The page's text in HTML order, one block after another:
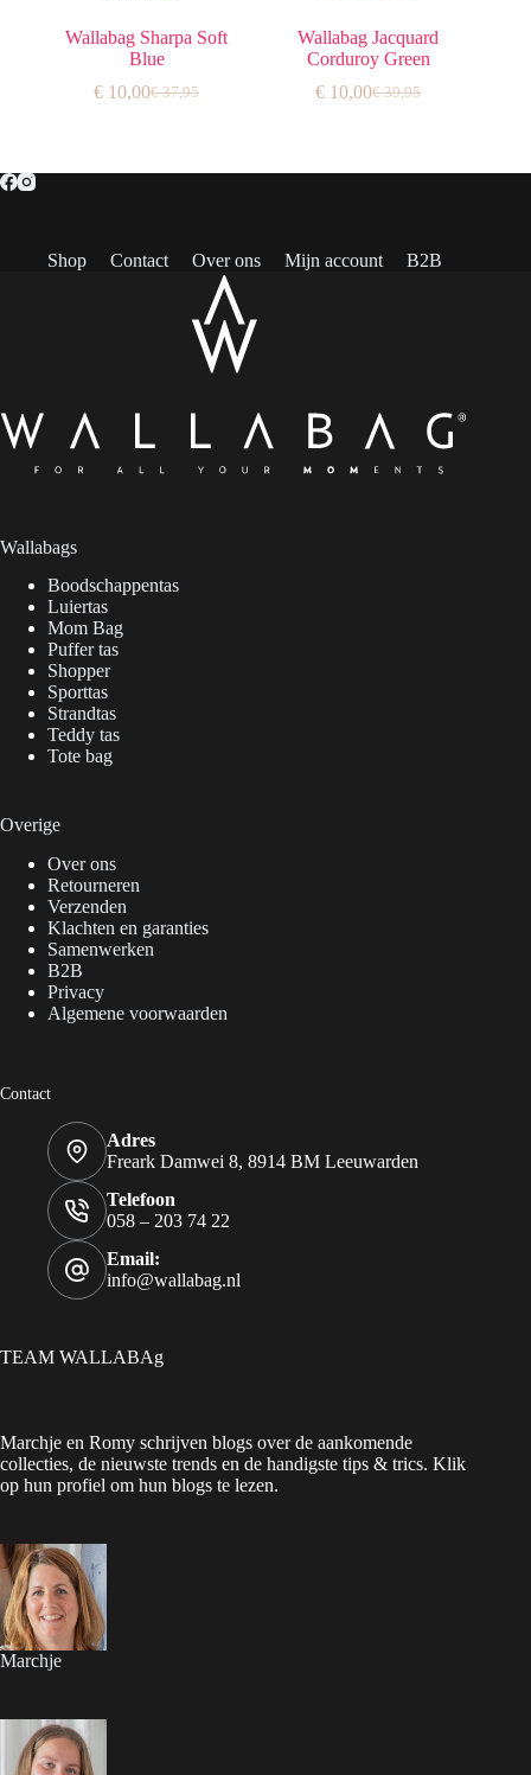
Wallabag Sharpa Soft
Blue
€37,95
Oorspronkelijke
€ 10,00Huidige
Wallabag Jacquard
Corduroy Green
€39,95
Oorspronkelijke
€ 10,00Huidige
Shop Contact Over ons Mijn account B2B
Wallabags
Boodschappentas
Luiertas
Mom Bag
Puffer tas
Shopper
Sporttas
Strandtas
Teddy tas
Tote bag
Overige
Over ons
Retourneren
Verzenden
Klachten en garanties
Samenwerken
B2B
Privacy
Algemene voorwaarden
Contact
Adres
Freark Damwei 8, 8914 BM Leeuwarden
Telefoon
058 – 203 74 22
Email:
info@wallabag.nl
TEAM WALLABAg
Marchje en Romy schrijven blogs over de aankomende
collecties, de nieuwste trends en de handigste tips & trics. Klik
op hun profiel om hun blogs te lezen.
Marchje